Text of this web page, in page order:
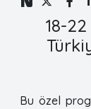
18-
Bu özel